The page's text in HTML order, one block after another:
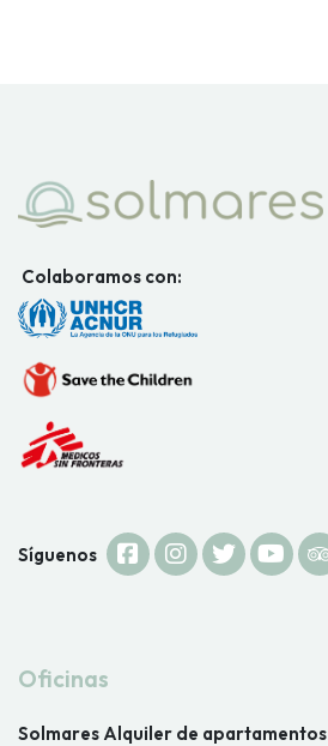
Colaboramos con:
Síguenos
Oficinas
Solmares Alquiler de apartamentos